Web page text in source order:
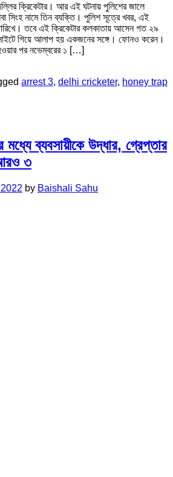
ক্রিকেটার। আর এই ঘটনায় পুলিশের জালে
সিংহ নামে তিন ব্যক্তি। পুলিশ সূত্রে খবর, এই
তবে এই ক্রিকেটার কলকাতায় আসেন গত ২৯
গিয়ে আলাপ হয় একজনের সঙ্গে। ফোনও করেন।
পর নভেম্বরের ১ […]
arrest 3, delhi cricketer, honey trap
ব্যবসায়ীকে উদ্ধার, গ্রেপ্তার
৩
by Baishali Sahu